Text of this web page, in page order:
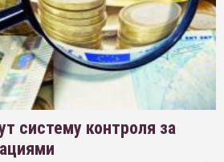
систему контроля за